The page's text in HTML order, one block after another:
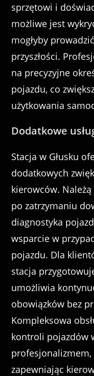
sprzętowi i
możliwe jest
mogłyby
przyszłości.
na precyzyjne
pojazdu, co
użytkowania
Dodatkowe
Stacja w Głusku
dodatkowych
kierowców.
po zatrzymaniu
diagnostyka
wsparcie w
pojazdu. Dla
stacja
umożliwia
obowiązków bez
Kompleksowa
kontroli pojazdów
profesjonalizmem,
zapewniając